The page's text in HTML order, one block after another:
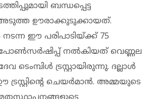
ബന്ധപ്പെട്ട
ഊരാക്കുടുക്കായത്.
ഈ പരിപാടിയ്ക്ക് 75
നൽകിയത് വെണ്ണല
ടെംമ്പിള്‍ ട്രസ്റ്റായിരുന്നു. ദല്ലാൾ
ചെയര്‍മാന്‍. അമ്മയുടെ